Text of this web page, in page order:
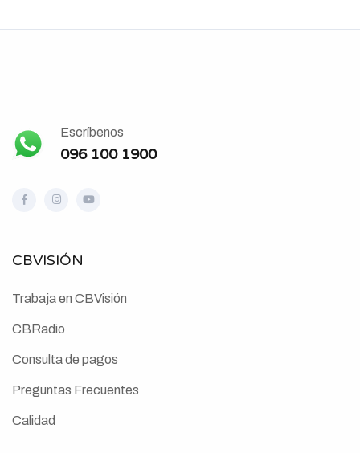
Escríbenos
096 100 1900
CBVISIÓN
Trabaja en CBVisión
CBRadio
Consulta de pagos
Preguntas Frecuentes
Calidad